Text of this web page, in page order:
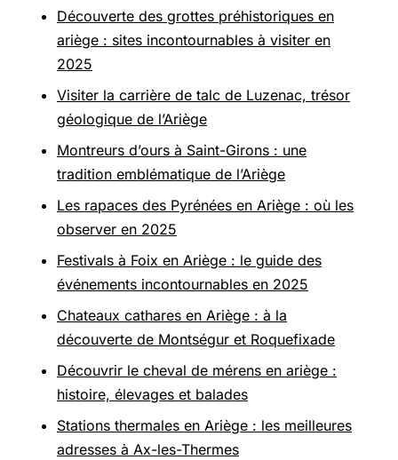
Découverte des grottes préhistoriques en
ariège : sites incontournables à visiter en
2025
Visiter la carrière de talc de Luzenac, trésor
géologique de l’Ariège
Montreurs d’ours à Saint-Girons : une
tradition emblématique de l’Ariège
Les rapaces des Pyrénées en Ariège : où les
observer en 2025
Festivals à Foix en Ariège : le guide des
événements incontournables en 2025
Chateaux cathares en Ariège : à la
découverte de Montségur et Roquefixade
Découvrir le cheval de mérens en ariège :
histoire, élevages et balades
Stations thermales en Ariège : les meilleures
adresses à Ax-les-Thermes